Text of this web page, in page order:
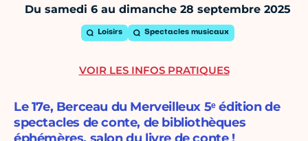
Du samedi 6 au dimanche 28 septembre 2025
Loisirs Spectacles musicaux
Le 17e, Berceau du Merveilleux 5ᵉ édition de
spectacles de conte, de bibliothèques
VOIR LES INFOS PRATIQUES